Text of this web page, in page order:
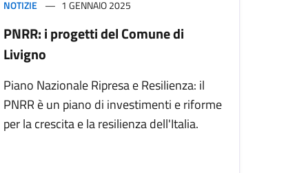
NOTIZIE 1 GENNAIO 2025
PNRR: i progetti del Comune di
Livigno
Piano Nazionale Ripresa e Resilienza: il
PNRR è un piano di investimenti e riforme
per la crescita e la resilienza dell'Italia.